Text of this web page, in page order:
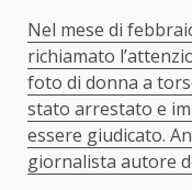
Nel mese di
richiamato
foto di donna a
stato arrestato e
essere giudicato.
giornalista autore